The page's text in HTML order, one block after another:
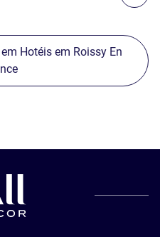
Hotéis em Roissy En